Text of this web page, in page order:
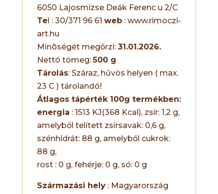
6050 Lajosmizse Deák Ferenc u 2/C
Te l : 30/371 96 61 web: www.rimoczi-
art.hu
Minõségét megőrzi: 31.01.2026.
Nettó tömeg:500 g
Tárolás: Száraz, hűvös helyen ( max.
23 C ) tárolandó!
Átlagos tápérték 100g termékben:
energia : 1513 KJ(368 Kcal), zsír: 1,2 g,
amelyből telített zsírsavak: 0,6 g,
szénhidrát: 88 g, amelyből cukrok:
88 g,
rost : 0 g, fehérje: 0 g, só: 0 g
Származási hely: Magyarország